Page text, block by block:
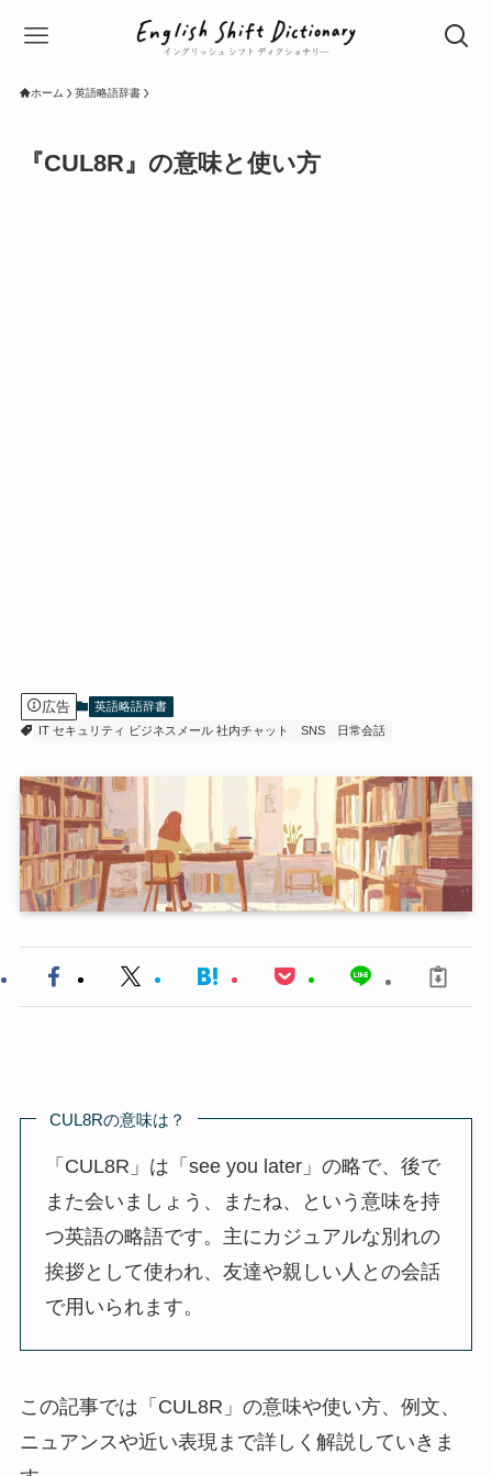
ホーム 英語略語辞書
『CUL8R』の意味と使い方
広告
英語略語辞書
IT セキュリティ ビジネスメール 社内チャット
SNS 日常会話
CUL8Rの意味は？
「CUL8R」は「see you later」の略で、後で
また会いましょう、またね、という意味を持
つ英語の略語です。主にカジュアルな別れの
挨拶として使われ、友達や親しい人との会話
で用いられます。
この記事では「CUL8R」の意味や使い方、例文、
ニュアンスや近い表現まで詳しく解説していきま